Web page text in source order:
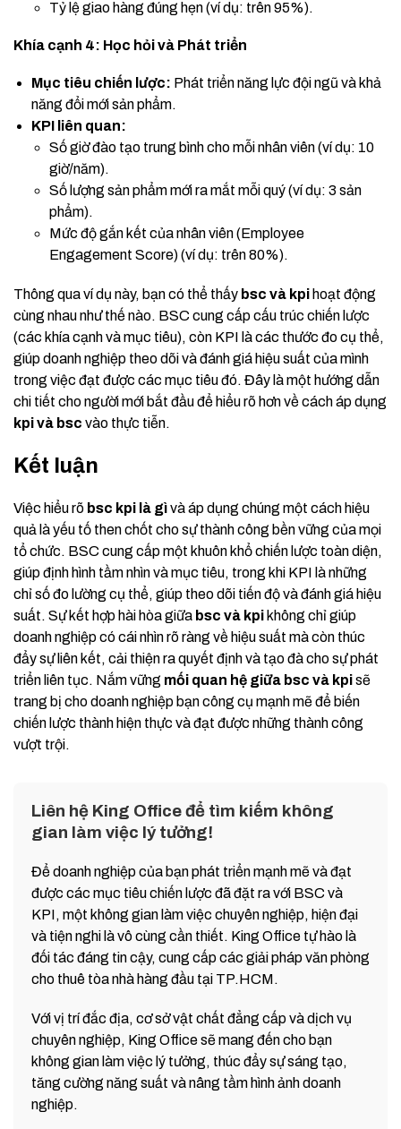
Tỷ lệ giao hàng đúng hẹn (ví dụ: trên 95%).
Khía cạnh 4: Học hỏi và Phát triển
Mục tiêu chiến lược: Phát triển năng lực đội ngũ và khả
năng đổi mới sản phẩm.
KPI liên quan:
Số giờ đào tạo trung bình cho mỗi nhân viên (ví dụ: 10
giờ/năm).
Số lượng sản phẩm mới ra mắt mỗi quý (ví dụ: 3 sản
phẩm).
Mức độ gắn kết của nhân viên (Employee
Engagement Score) (ví dụ: trên 80%).
Thông qua ví dụ này, bạn có thể thấy bsc và kpi hoạt động
cùng nhau như thế nào. BSC cung cấp cấu trúc chiến lược
(các khía cạnh và mục tiêu), còn KPI là các thước đo cụ thể,
giúp doanh nghiệp theo dõi và đánh giá hiệu suất của mình
trong việc đạt được các mục tiêu đó. Đây là một hướng dẫn
chi tiết cho người mới bắt đầu để hiểu rõ hơn về cách áp dụng
kpi và bsc vào thực tiễn.
Kết luận
Việc hiểu rõ bsc kpi là gìvà áp dụng chúng một cách hiệu
quả là yếu tố then chốt cho sự thành công bền vững của mọi
tổ chức. BSC cung cấp một khuôn khổ chiến lược toàn diện,
giúp định hình tầm nhìn và mục tiêu, trong khi KPI là những
chỉ số đo lường cụ thể, giúp theo dõi tiến độ và đánh giá hiệu
suất. Sự kết hợp hài hòa giữa bsc và kpi không chỉ giúp
doanh nghiệp có cái nhìn rõ ràng về hiệu suất mà còn thúc
đẩy sự liên kết, cải thiện ra quyết định và tạo đà cho sự phát
triển liên tục. Nắm vững mối quan hệ giữa bsc và kpisẽ
trang bị cho doanh nghiệp bạn công cụ mạnh mẽ để biến
chiến lược thành hiện thực và đạt được những thành công
vượt trội.
Liên hệ King Office để tìm kiếm không
gian làm việc lý tưởng!
Để doanh nghiệp của bạn phát triển mạnh mẽ và đạt
được các mục tiêu chiến lược đã đặt ra với BSC và
KPI, một không gian làm việc chuyên nghiệp, hiện đại
và tiện nghi là vô cùng cần thiết. King Office tự hào là
đối tác đáng tin cậy, cung cấp các giải pháp văn phòng
cho thuê tòa nhà hàng đầu tại TP.HCM.
Với vị trí đắc địa, cơ sở vật chất đẳng cấp và dịch vụ
chuyên nghiệp, King Office sẽ mang đến cho bạn
không gian làm việc lý tưởng, thúc đẩy sự sáng tạo,
tăng cường năng suất và nâng tầm hình ảnh doanh
nghiệp.